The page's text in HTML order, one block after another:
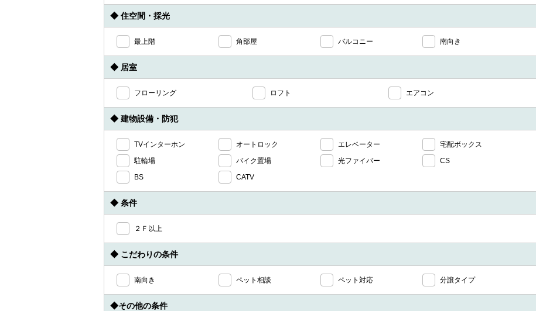
◆ 住空間・採光
最上階 角部屋 バルコニー 南向き
◆ 居室
フローリング ロフト エアコン
◆ 建物設備・防犯
TVインターホン オートロック エレベーター
宅配ボックス
駐輪場
バイク置場 光ファイバー
CS
BS
CATV
◆ 条件
２Ｆ以上
◆ こだわりの条件
南向き ペット相談 ペット対応 分譲タイプ
◆その他の条件